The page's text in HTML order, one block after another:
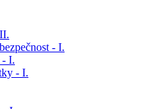
- I.
- I.
- I.